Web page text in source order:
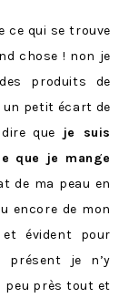
ce qui se trouve
chose ! non je
produits de
petit écart de
que
je suis
que je mange
de ma peau en
encore de mon
évident pour
présent je n’y
peu près tout et